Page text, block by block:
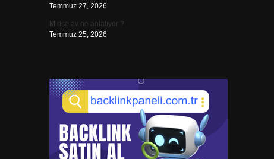
Temmuz 27, 2026
M rise av ne anlatıyor ?
Temmuz 25, 2026